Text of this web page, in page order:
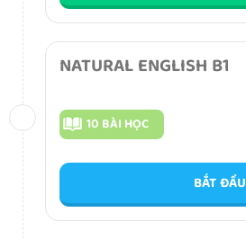
NATURAL ENGLISH B1
10 BÀI HỌC
BẮT ĐẦU